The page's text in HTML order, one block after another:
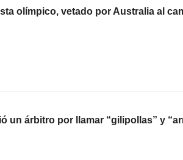
olímpico, vetado por Australia al
un árbitro por llamar “gilipollas” y